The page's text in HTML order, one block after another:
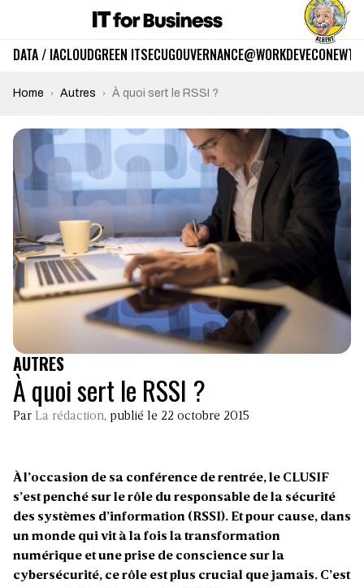
DATA / IACLOUDGREEN ITSECUGOUVERNANCE@WORKDEVECO
Home Autres À quoi sert le RSSI ?
AUTRES
À quoi sert le RSSI ?
Par La rédaction, publié le 22 octobre 2015
À l’occasion de sa conférence de rentrée, le CLUSIF
s’est penché sur le rôle du responsable de la sécurité
des systèmes d’information (RSSI). Et pour cause, dans
un monde qui vit à la fois la transformation
numérique et une prise de conscience sur la
cybersécurité, ce rôle est plus crucial que jamais. C’est